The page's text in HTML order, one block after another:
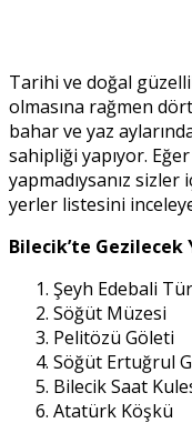
Tarihi ve doğal
olmasına rağmen
bahar ve yaz
sahipliği yapıyor.
yapmadıysanız
yerler listesini
Bilecik’te
Şeyh Edebali
Söğüt Müzesi
Pelitözü Göleti
Söğüt Ertuğrul
Bilecik Saat
Atatürk Köşkü